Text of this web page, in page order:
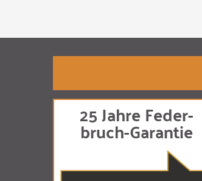
25 Jahre Feder-
bruch-Garantie